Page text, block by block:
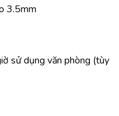
3.5mm
sử dụng văn phòng (tùy